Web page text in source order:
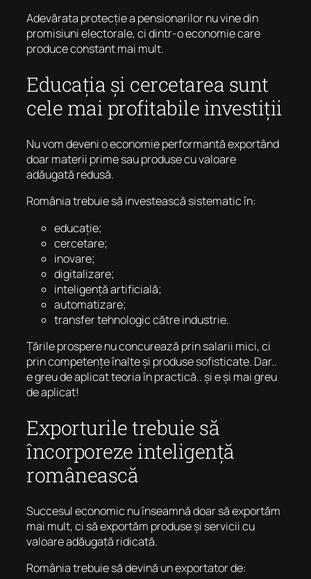
Adevărata protecție a pensionarilor nu vine din
promisiuni electorale, ci dintr-o economie care
produce constant mai mult.
Educația și cercetarea sunt
cele mai profitabile investiții
Nu vom deveni o economie performantă exportând
doar materii prime sau produse cu valoare
adăugată redusă.
România trebuie să investească sistematic în:
educație;
cercetare;
inovare;
digitalizare;
inteligență artificială;
automatizare;
transfer tehnologic către industrie.
Țările prospere nu concurează prin salarii mici, ci
prin competențe înalte și produse sofisticate. Dar..
e greu de aplicat teoria în practică.. și e și mai greu
de aplicat!
Exporturile trebuie să
încorporeze inteligență
românească
Succesul economic nu înseamnă doar să exportăm
mai mult, ci să exportăm produse și servicii cu
valoare adăugată ridicată.
România trebuie să devină un exportator de: